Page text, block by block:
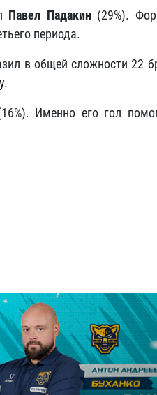
Павел Падакин (29%).
периода.
в общей сложности 22
Именно его гол